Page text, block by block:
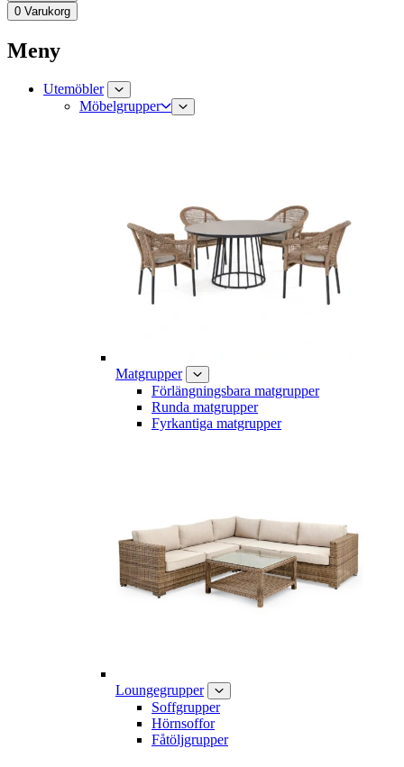
0 Varukorg
Meny
Utemöbler
Möbelgrupper
Matgrupper
Förlängningsbara matgrupper
Runda matgrupper
Fyrkantiga matgrupper
Loungegrupper
Soffgrupper
Hörnsoffor
Fåtöljgrupper